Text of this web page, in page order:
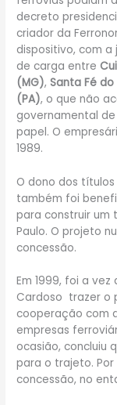
decreto
criador da
dispositivo, com
de carga entre
(MG),Santa Fé do
(PA), o que não
governamental
papel. O
1989.
O dono dos
também foi
para construir um
Paulo. O projeto
concessão.
Em 1999, foi a
Cardoso trazer o
cooperação com
empresas
ocasião, concluiu
para o trajeto.
concessão, no